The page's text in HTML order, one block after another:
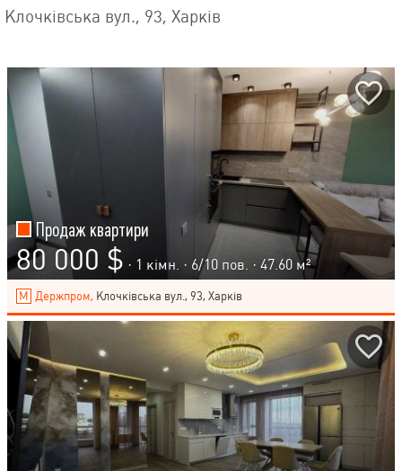
Клочківська вул., 93, Харків
Продаж квартири
80 000 $ · 1 кімн. · 6/10 пов. · 47.60 м²
Держпром, Клочківська вул., 93, Харків